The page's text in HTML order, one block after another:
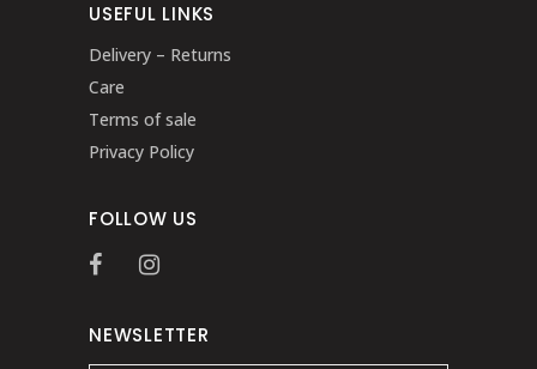
USEFUL LINKS
Delivery – Returns
Care
Terms of sale
Privacy Policy
FOLLOW US
NEWSLETTER